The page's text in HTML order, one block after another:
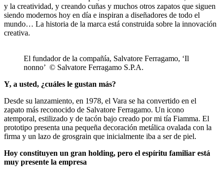
y la creatividad, y creando cuñas y muchos otros zapatos que siguen
siendo modernos hoy en día e inspiran a diseñadores de todo el
mundo… La historia de la marca está construida sobre la innovación
creativa.
El fundador de la compañía, Salvatore Ferragamo, ‘Il
nonno’ © Salvatore Ferragamo S.P.A.
Y, a usted, ¿cuáles le gustan más?
Desde su lanzamiento, en 1978, el Vara se ha convertido en el
zapato más reconocido de Salvatore Ferragamo. Un icono
atemporal, estilizado y de tacón bajo creado por mi tía Fiamma. El
prototipo presenta una pequeña decoración metálica ovalada con la
firma y un lazo de grosgrain que inicialmente iba a ser de piel.
Hoy constituyen un gran holding, pero el espíritu familiar está
muy presente la empresa